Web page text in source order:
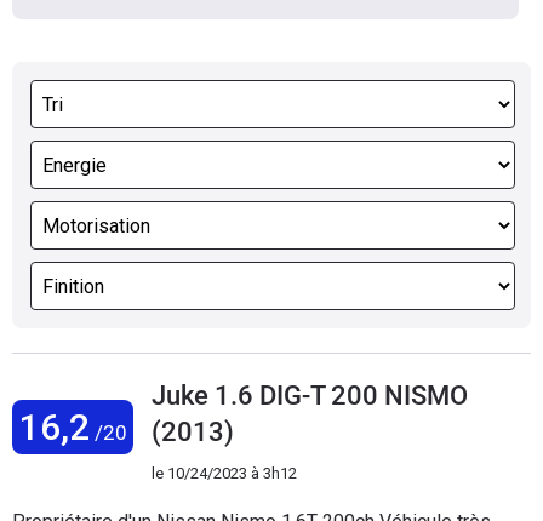
16,2 /20
Juke 1.6 DIG-T 200 NISMO
(2013)
le 10/24/2023 à 3h12